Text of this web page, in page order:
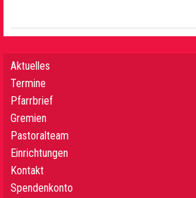
Aktuelles
Termine
Pfarrbrief
Gremien
Pastoralteam
Einrichtungen
Kontakt
Spendenkonto